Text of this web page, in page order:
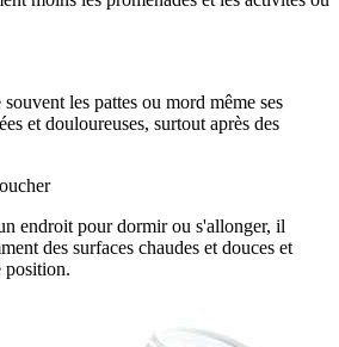
les pattes ou mord même ses
et douloureuses, surtout après des
endroit pour dormir ou s'allonger, il
des surfaces chaudes et douces et
position.